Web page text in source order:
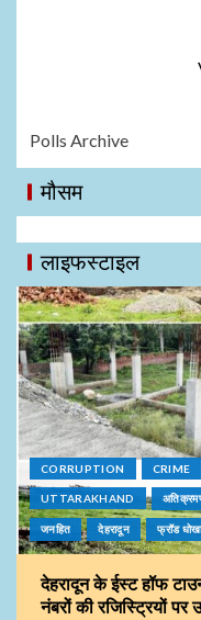
Polls Archive
मौसम
लाइफस्टाइल
CORRUPTION CRIME
UTTARAKHAND
जनहित देहरादून फ्रॉड
देहरादून के ईस्ट हॉफ
नंबरों की रजिस्ट्रियों पर